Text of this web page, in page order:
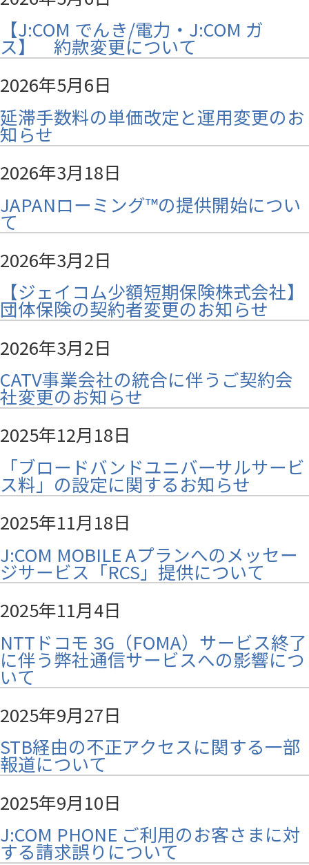
【J:COM でんき/電力・J:COM ガ
ス】 約款変更について
2026年5月6日
延滞手数料の単価改定と運用変更のお
知らせ
2026年3月18日
JAPANローミング™の提供開始につい
て
2026年3月2日
【ジェイコム少額短期保険株式会社】
団体保険の契約者変更のお知らせ
2026年3月2日
CATV事業会社の統合に伴うご契約会
社変更のお知らせ
2025年12月18日
「ブロードバンドユニバーサルサービ
ス料」の設定に関するお知らせ
2025年11月18日
J:COM MOBILE Aプランへのメッセー
ジサービス「RCS」提供について
2025年11月4日
NTTドコモ 3G（FOMA）サービス終了
に伴う弊社通信サービスへの影響につ
いて
2025年9月27日
STB経由の不正アクセスに関する一部
報道について
2025年9月10日
J:COM PHONE ご利用のお客さまに対
する請求誤りについて